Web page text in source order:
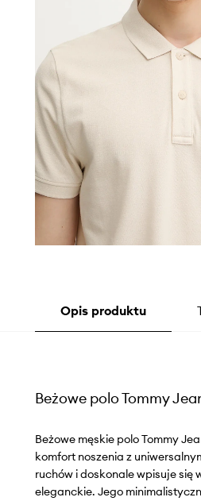
Opis produktu
Beżowe polo Tommy
Beżowe męskie polo Tommy
komfort noszenia z
ruchów i doskonale wpisuje się
eleganckie. Jego